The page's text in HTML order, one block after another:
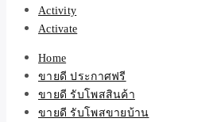
Activity
Activate
Home
ขายดี ประกาศฟรี
ขายดี รับโพสสินค้า
ขายดี รับโพสขายบ้าน